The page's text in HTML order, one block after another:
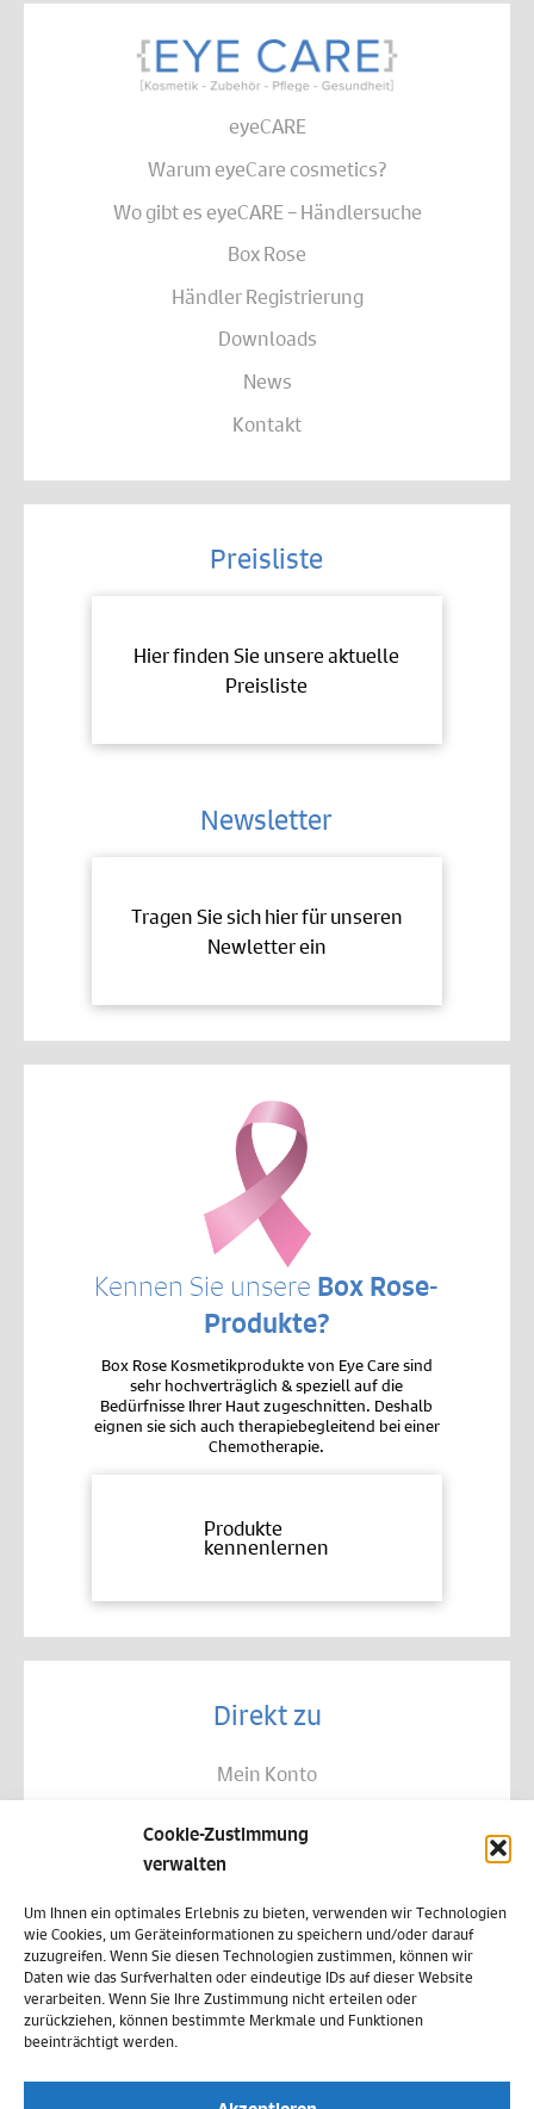
Cookie-Zustimmung
verwalten
Um Ihnen ein optimales Erlebnis zu bieten, verwenden wir Technologien
wie Cookies, um Geräteinformationen zu speichern und/oder darauf
zuzugreifen. Wenn Sie diesen Technologien zustimmen, können wir
Daten wie das Surfverhalten oder eindeutige IDs auf dieser Website
verarbeiten. Wenn Sie Ihre Zustimmung nicht erteilen oder
zurückziehen, können bestimmte Merkmale und Funktionen
beeinträchtigt werden.
eyeCARE
Warum eyeCare cosmetics?
Wo gibt es eyeCARE – Händlersuche
Box Rose
Händler Registrierung
Downloads
News
Kontakt
Preisliste
Hier finden Sie unsere aktuelle
Preisliste
Newsletter
Tragen Sie sich hier für unseren
Newletter ein
Kennen Sie unsere Box Rose-
Produkte?
Box Rose Kosmetikprodukte von Eye Care sind
sehr hochverträglich & speziell auf die
Bedürfnisse Ihrer Haut zugeschnitten. Deshalb
eignen sie sich auch therapiebegleitend bei einer
Chemotherapie.
Produkte
kennenlernen
Direkt zu
Mein Konto
Allgemeine Geschäftsbedingungen
Datenschutz
Widerruf
Zahlungsweisen
Versand & Lieferung